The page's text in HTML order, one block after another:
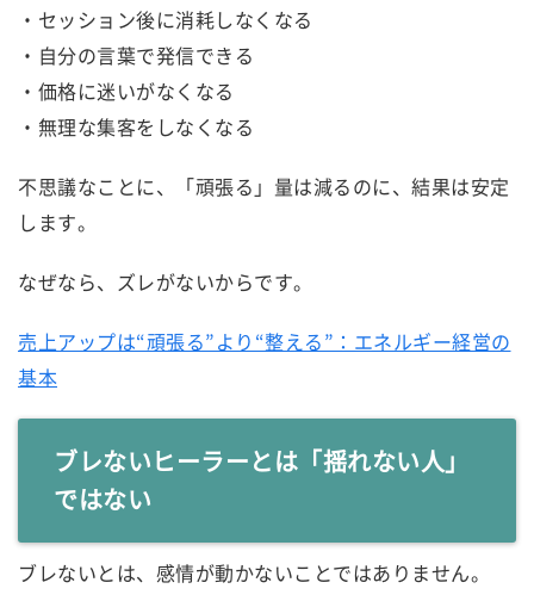
・セッション後に消耗しなくなる
・自分の言葉で発信できる
・価格に迷いがなくなる
・無理な集客をしなくなる
不思議なことに、「頑張る」量は減るのに、結果は安定
します。
なぜなら、ズレがないからです。
売上アップは“頑張る”より“整える”：エネルギー経営の
基本
ブレないヒーラーとは「揺れない人」
ではない
ブレないとは、感情が動かないことではありません。